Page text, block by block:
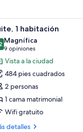
grande, dos mesitas de
17 1 habitación
de 10
Magnífica
9 opiniones
(9
opiniones)
Vista a la ciudad
484 pies cuadrados
2 personas
1 cama matrimonial
Wifi gratuito
detalles